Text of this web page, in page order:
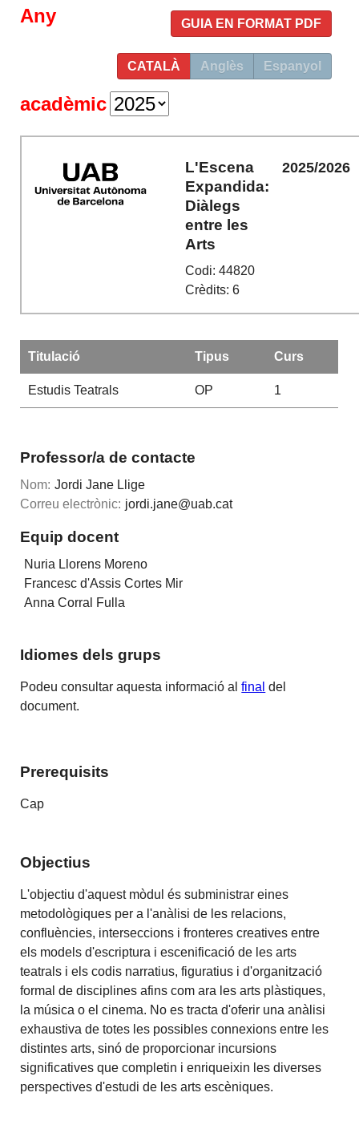
GUIA EN FORMAT PDF
CATALÀ Anglès Espanyol
Any
acadèmic
L'Escena
Expandida:
Diàlegs
entre les
Arts
Codi: 44820
Crèdits: 6
2025/2026
Titulació Tipus Curs
Estudis Teatrals OP 1
Professor/a de contacte
Nom: Jordi Jane Llige
Correu electrònic: jordi.jane@uab.cat
Equip docent
Nuria Llorens Moreno
Francesc d'Assis Cortes Mir
Anna Corral Fulla
Idiomes dels grups
Podeu consultar aquesta informació alfinal del
document.
Prerequisits
Cap
Objectius
L'objectiu d'aquest mòdul és subministrar eines
metodològiques per a l'anàlisi de les relacions,
confluències, interseccions i fronteres creatives entre
els models d'escriptura i escenificació de les arts
teatrals i els codis narratius, figuratius i d'organització
formal de disciplines afins com ara les arts plàstiques,
la música o el cinema. No es tracta d'oferir una anàlisi
exhaustiva de totes les possibles connexions entre les
distintes arts, sinó de proporcionar incursions
significatives que completin i enriqueixin les diverses
perspectives d'estudi de les arts escèniques.